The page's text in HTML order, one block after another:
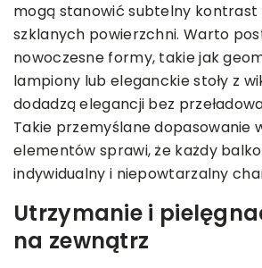
mogą stanowić subtelny
szklanych powierzchni. Warto
nowoczesne formy, takie jak
lampiony lub eleganckie stoły z
dodadzą elegancji bez
Takie przemyślane dopasowanie
elementów sprawi, że każdy
indywidualny i niepowtarzalny
Utrzymanie i
na zewnątrz